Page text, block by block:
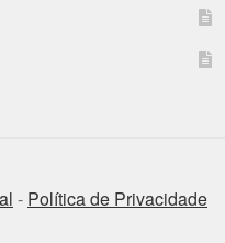
- Política de Privacidade